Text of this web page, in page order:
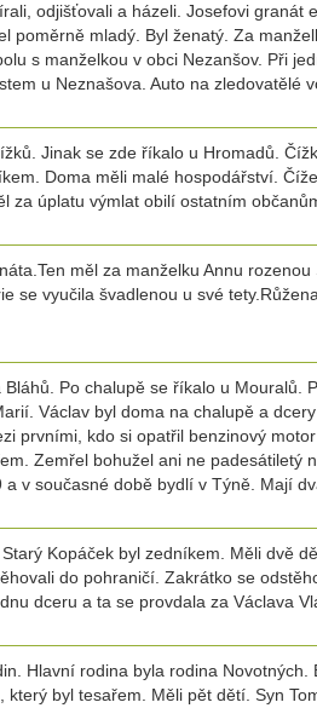
odjišťovali a házeli. Josefovi
poměrně mladý. Byl ženatý. Za
s manželkou v obci Nezanšov. Při
u Neznašova. Auto na zledovatělé
Jinak se zde říkalo u Hromadů.
Doma měli malé hospodářství.
za úplatu výmlat obilí ostatním
měl za manželku Annu
se vyučila švadlenou u své
Po chalupě se říkalo u
Václav byl doma na chalupě a
prvními, kdo si opatřil benzinový
Zemřel bohužel ani ne
v současné době bydlí v Týně. Mají
Kopáček byl zedníkem. Měli dvě
do pohraničí. Zakrátko se
dceru a ta se provdala za Václava
Hlavní rodina byla rodina
který byl tesařem. Měli pět dětí. Syn